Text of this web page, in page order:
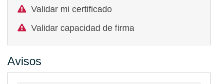
Validar mi certificado
Validar capacidad de firma
Avisos